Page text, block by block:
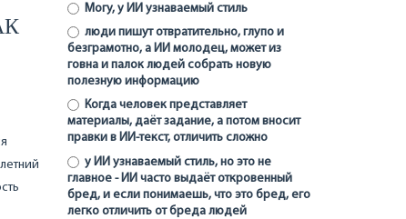
Могу, у ИИ узнаваемый стиль
люди пишут отвратительно, глупо и
безграмотно, а ИИ молодец, может из
говна и палок людей собрать новую
полезную информацию
Когда человек представляет
материалы, даёт задание, а потом вносит
правки в ИИ-текст, отличить сложно
у ИИ узнаваемый стиль, но это не
главное - ИИ часто выдаёт откровенный
бред, и если понимаешь, что это бред, его
легко отличить от бреда людей